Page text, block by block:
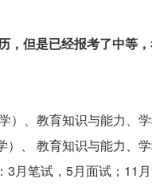
，但是已经报考了中等
）、教育知识与能力、
）、 教育知识与能力、
3月笔试，5月面试；11